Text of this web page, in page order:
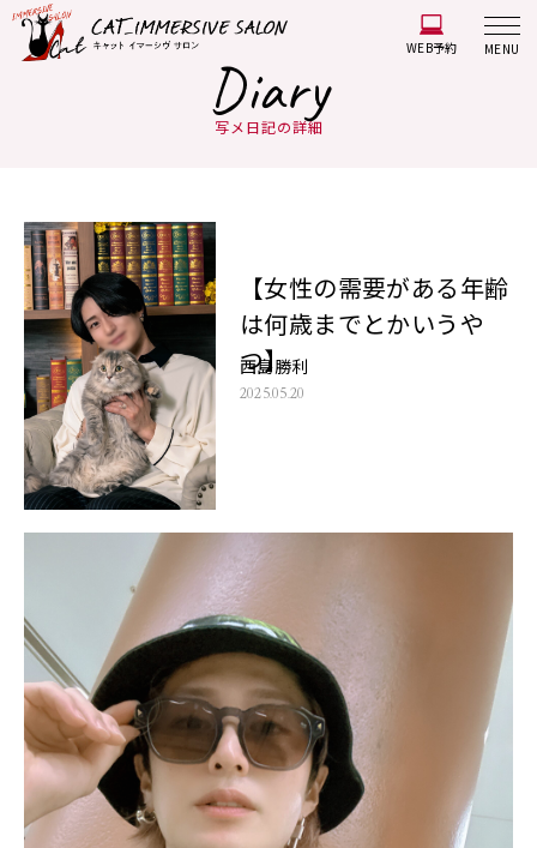
WEB予約 MENU
Diary
写メ日記の詳細
【女性の需要がある年齢
は何歳までとかいうや
つ】
西島勝利
2025.05.20